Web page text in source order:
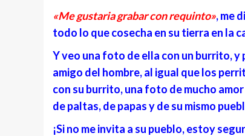
«Me gustaria grabar con requinto», me
todo lo que cosecha en su tierra en la
Y veo una foto de ella con un burrito, y
amigo del hombre, al igual que los
con su burrito, una foto de mucho
de paltas, de papas y de su mismo
¡Si no me invita a su pueblo, estoy